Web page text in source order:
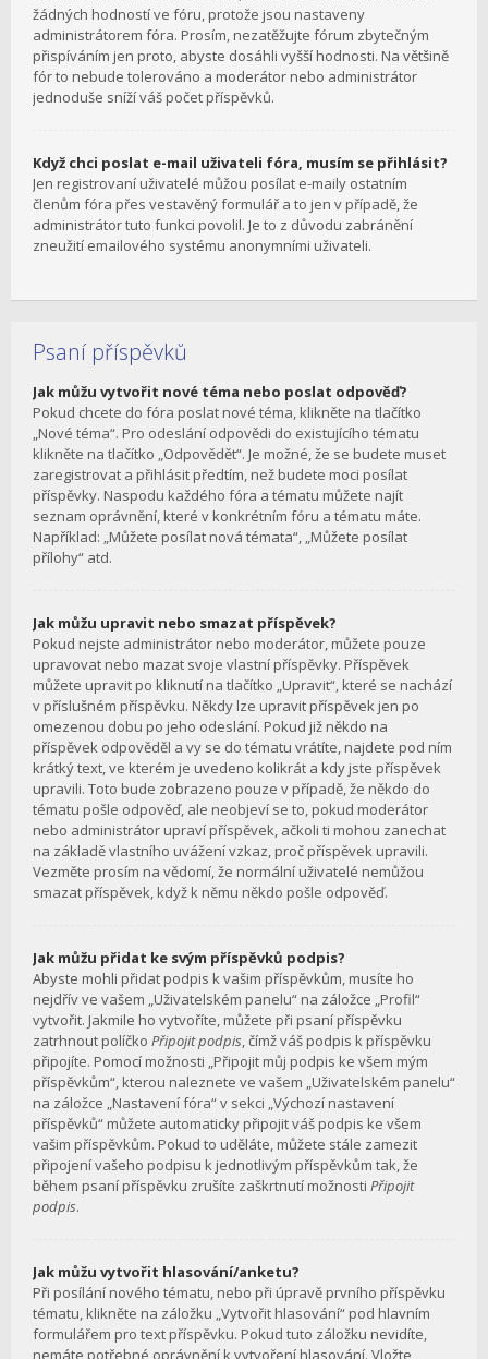
žádných hodností ve fóru, protože jsou nastaveny
administrátorem fóra. Prosím, nezatěžujte fórum zbytečným
přispíváním jen proto, abyste dosáhli vyšší hodnosti. Na většině
fór to nebude tolerováno a moderátor nebo administrátor
jednoduše sníží váš počet příspěvků.
Když chci poslat e-mail uživateli fóra, musím se přihlásit?
Jen registrovaní uživatelé můžou posílat e-maily ostatním
členům fóra přes vestavěný formulář a to jen v případě, že
administrátor tuto funkci povolil. Je to z důvodu zabránění
zneužití emailového systému anonymními uživateli.
Psaní příspěvků
Jak můžu vytvořit nové téma nebo poslat odpověď?
Pokud chcete do fóra poslat nové téma, klikněte na tlačítko
„Nové téma“. Pro odeslání odpovědi do existujícího tématu
klikněte na tlačítko „Odpovědět“. Je možné, že se budete muset
zaregistrovat a přihlásit předtím, než budete moci posílat
příspěvky. Naspodu každého fóra a tématu můžete najít
seznam oprávnění, které v konkrétním fóru a tématu máte.
Například: „Můžete posílat nová témata“, „Můžete posílat
přílohy“ atd.
Jak můžu upravit nebo smazat příspěvek?
Pokud nejste administrátor nebo moderátor, můžete pouze
upravovat nebo mazat svoje vlastní příspěvky. Příspěvek
můžete upravit po kliknutí na tlačítko „Upravit“, které se nachází
v příslušném příspěvku. Někdy lze upravit příspěvek jen po
omezenou dobu po jeho odeslání. Pokud již někdo na
příspěvek odpověděl a vy se do tématu vrátíte, najdete pod ním
krátký text, ve kterém je uvedeno kolikrát a kdy jste příspěvek
upravili. Toto bude zobrazeno pouze v případě, že někdo do
tématu pošle odpověď, ale neobjeví se to, pokud moderátor
nebo administrátor upraví příspěvek, ačkoli ti mohou zanechat
na základě vlastního uvážení vzkaz, proč příspěvek upravili.
Vezměte prosím na vědomí, že normální uživatelé nemůžou
smazat příspěvek, když k němu někdo pošle odpověď.
Jak můžu přidat ke svým příspěvků podpis?
Abyste mohli přidat podpis k vašim příspěvkům, musíte ho
nejdřív ve vašem „Uživatelském panelu“ na záložce „Profil“
vytvořit. Jakmile ho vytvoříte, můžete při psaní příspěvku
zatrhnout políčko Připojit podpis, čímž váš podpis k příspěvku
připojíte. Pomocí možnosti „Připojit můj podpis ke všem mým
příspěvkům“, kterou naleznete ve vašem „Uživatelském panelu“
na záložce „Nastavení fóra“ v sekci „Výchozí nastavení
příspěvků“ můžete automaticky připojit váš podpis ke všem
vašim příspěvkům. Pokud to uděláte, můžete stále zamezit
připojení vašeho podpisu k jednotlivým příspěvkům tak, že
během psaní příspěvku zrušíte zaškrtnutí možnosti Připojit
podpis.
Jak můžu vytvořit hlasování/anketu?
Při posílání nového tématu, nebo při úpravě prvního příspěvku
tématu, klikněte na záložku „Vytvořit hlasování“ pod hlavním
formulářem pro text příspěvku. Pokud tuto záložku nevidíte,
nemáte potřebné oprávnění k vytvoření hlasování. Vložte